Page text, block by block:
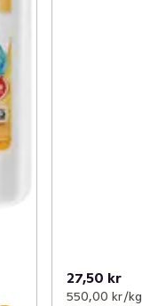
27,50 kr
550,00 kr /kg